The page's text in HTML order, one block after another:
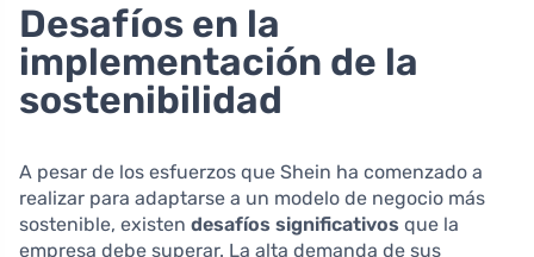
Desafíos en la
implementación de la
sostenibilidad
A pesar de los esfuerzos que Shein ha comenzado a
realizar para adaptarse a un modelo de negocio más
sostenible, existen desafíos significativos que la
empresa debe superar. La alta demanda de sus